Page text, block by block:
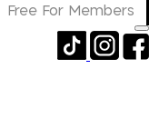
Free For Members